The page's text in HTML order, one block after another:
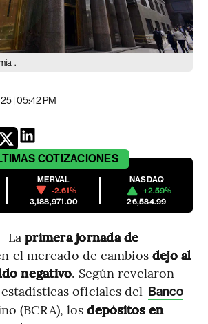
.
| 05:42 PM
COTIZACIONES
MERVAL
-2.61%
3,188,971.00
NASDAQ
+2.59%
26,584.99
Laprimera jornada de
el mercado de cambios dejó al
negativo. Según revelaron
oficiales del Banco
(BCRA), losdepósitos en